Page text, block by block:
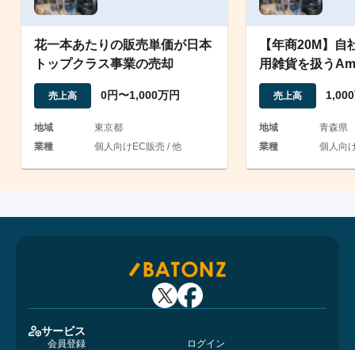
花一本あたりの販売単価が日本
トップクラス事業の売却
売上高 0円〜1,000万円
地域
東京都
業種
個人向けEC販売 / 他
【年商20M】自
用雑貨を扱う
ト｜商標も取得
売上高
地域
青森県
業種
個人向
サービス
会員登録
ログイン